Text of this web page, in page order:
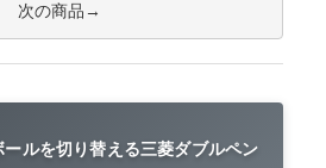
次の商品
ルを切り替える三菱ダブルペン